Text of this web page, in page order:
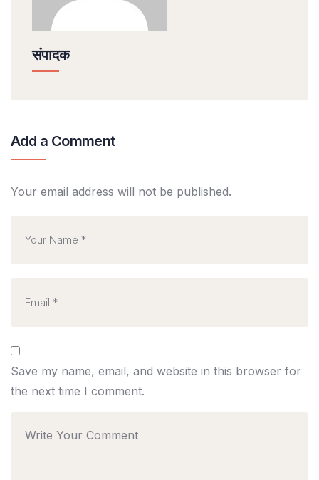
संपादक
Add a Comment
Your email address will not be published.
Save my name, email, and website in this browser for
the next time I comment.